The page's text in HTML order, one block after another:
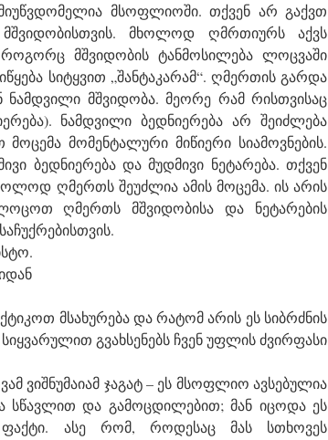
მსოფლიოში. თქვენ არ გაქვთ
მხოლოდ ღმრთიურს აქვს
მშვიდობის ტანმოსილება ლოცვაში
სიტყვით „შანტაკარამ“. ღმერთის გარდა
ნამდვილი მშვიდობა. მეორე რამ რისთვისაც
ნამდვილი ბედნიერება არ შეიძლება
მომენტალური მიწიერი სიამოვნების.
ბედნიერება და მუდმივი ნეტარება. თქვენ
ღმერთს შეუძლია ამის მოცემა. ის არის
ღმერთს მშვიდობისა და ნეტარების
მსახურება და რატომ არის ეს სიბრძნის
გვახსენებს ჩვენ უფლის ძვირფასი
ვიშნუმაიამ ჯაგატ – ეს მსოფლიო ავსებულია
სწავლით და გამოცდილებით; მან იცოდა ეს
ასე რომ, როდესაც მას სთხოვეს